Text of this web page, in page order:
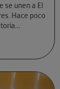
se unen a El
Hace poco